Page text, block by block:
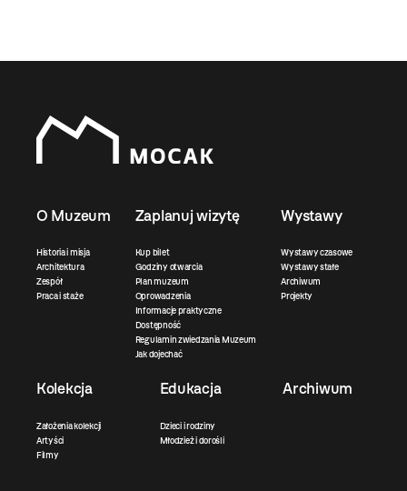
O Muzeum
Historia i misja
Architektura
Zespół
Praca i staże
Zaplanuj wizytę
Kup bilet
Godziny otwarcia
Plan muzeum
Oprowadzenia
Informacje praktyczne
Dostępność
Regulamin zwiedzania Muzeum
Jak dojechać
Wystawy
Wystawy czasowe
Wystawy stałe
Archiwum
Projekty
Kolekcja
Założenia kolekcji
Artyści
Filmy
Edukacja
Dzieci i rodziny
Młodzież i dorośli
Archiwum